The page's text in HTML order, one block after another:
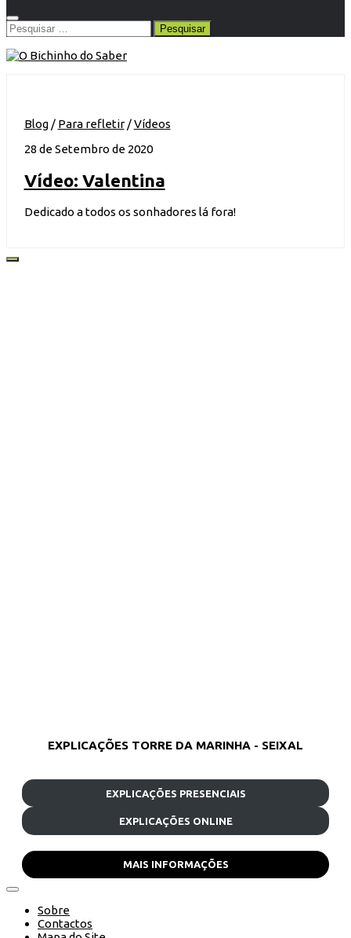
Pesquisar
por:
Blog/ Para refletir/Vídeos
28 de Setembro de 2020
Vídeo: Valentina
Dedicado a todos os sonhadores lá fora!
EXPLICAÇÕES TORRE DA MARINHA - SEIXAL
EXPLICAÇÕES PRESENCIAIS
EXPLICAÇÕES ONLINE
MAIS INFORMAÇÕES
Sobre
Contactos